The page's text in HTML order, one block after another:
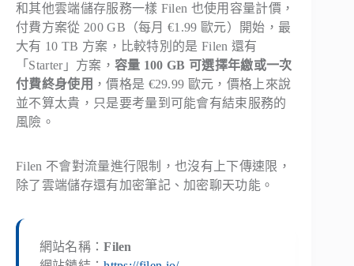
和其他雲端儲存服務一樣 Filen 也使用容量計價，
付費方案從 200 GB（每月 €1.99 歐元）開始，最
大有 10 TB 方案，比較特別的是 Filen 還有
「Starter」方案， 容量 100 GB 可選擇年繳或一次
付費終身使用 ，價格是 €29.99 歐元，價格上來說
並不算太貴，只是要考量到可能會有結束服務的
風險。
Filen 不會對流量進行限制，也沒有上下傳速限，
除了雲端儲存還有加密筆記、加密聊天功能。
網站名稱：Filen